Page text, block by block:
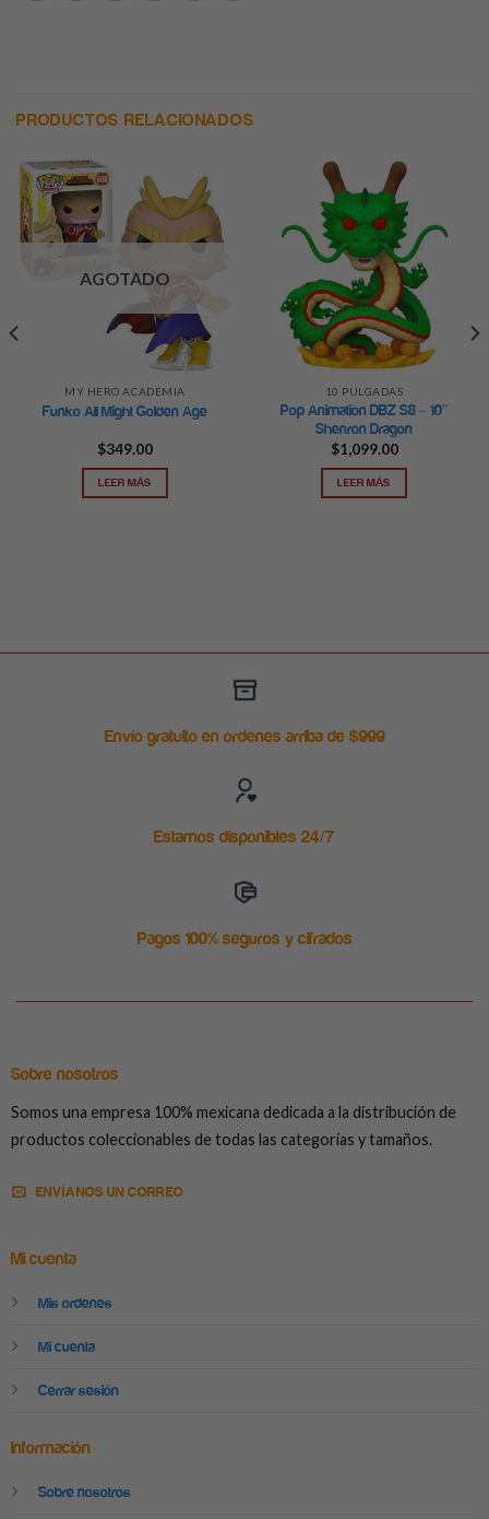
PRODUCTOS RELACIONADOS
AGOTADO
MY HERO ACADEMIA
Funko All Might Golden Age
$349.00
LEER MÁS
10 PULGADAS
Pop Animation DBZ S8 – 10″
Shenron Dragon
$1,099.00
LEER MÁS
Envío gratuito en ordenes arriba de $999
Estamos disponibles 24/7
Pagos 100% seguros y cifrados
Sobre nosotros
Somos una empresa 100% mexicana dedicada a la distribución de
productos coleccionables de todas las categorías y tamaños.
ENVÍANOS UN CORREO
Mi cuenta
Mis ordenes
Mi cuenta
Cerrar sesión
Información
Sobre nosotros